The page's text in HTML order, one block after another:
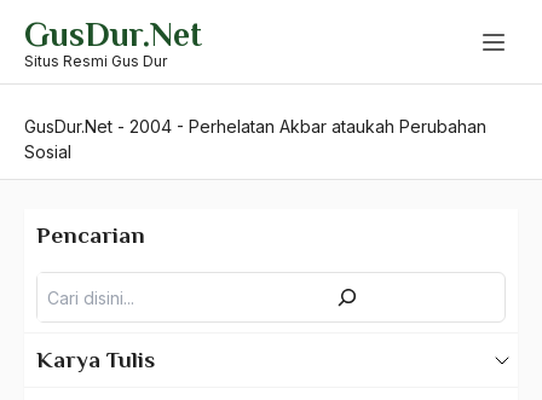
content
GusDur.Net
Situs Resmi Gus Dur
GusDur.Net - 2004 - Perhelatan Akbar ataukah Perubahan
Sosial
Pencarian
Karya Tulis